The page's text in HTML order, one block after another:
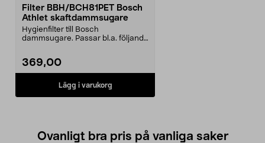
Filter BBH/BCH81PET Bosch
Athlet skaftdammsugare
Hygienfilter till Bosch
dammsugare. Passar bl.a. följande
369,00
Lägg i varukorg
Ovanligt bra pris på vanliga saker